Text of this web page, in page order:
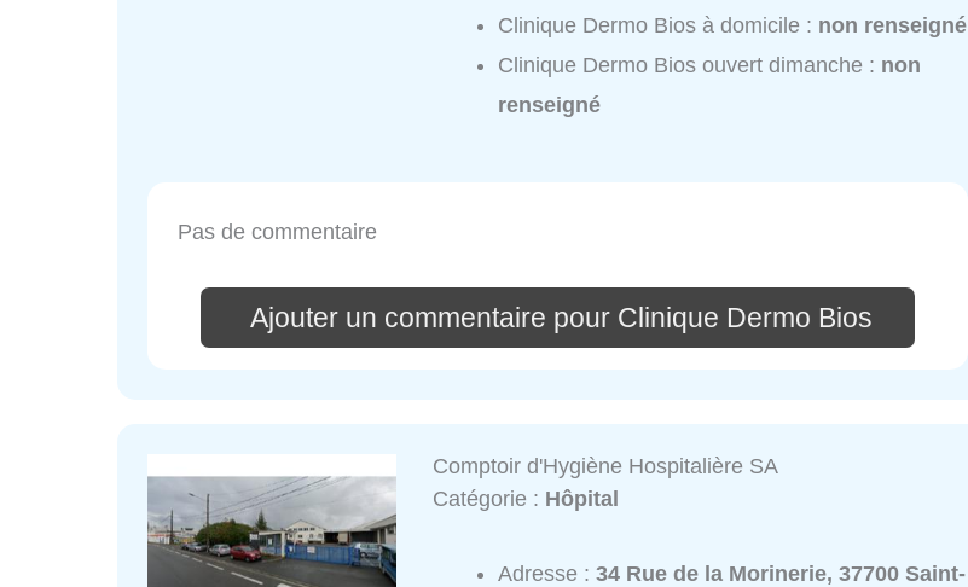
Clinique Dermo Bios à domicile : non renseigné
Clinique Dermo Bios ouvert dimanche : non
renseigné
Pas de commentaire
Ajouter un commentaire pour Clinique Dermo Bios
Comptoir d'Hygiène Hospitalière SA
Catégorie : Hôpital
Adresse :34 Rue de la Morinerie, 37700 Saint-